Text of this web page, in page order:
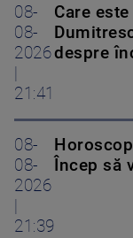
08-
08-
2026
21:41
Care
despre
08-
08-
2026
21:39
Încep să